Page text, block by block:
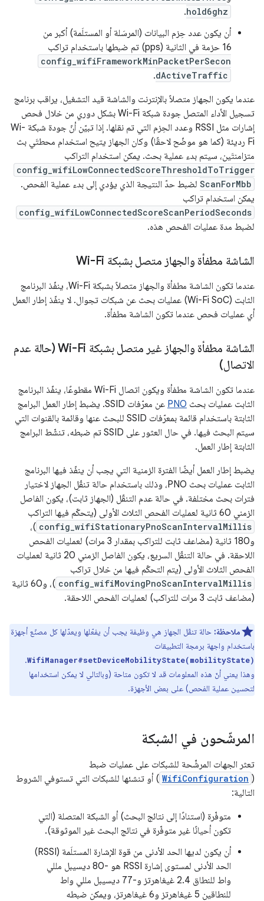
hold6ghz
.
أن يكون عدد حِزم البيانات (المرسَلة أو المستلَمة) أكبر من
16 حزمة في الثانية (pps) تم ضبطها باستخدام تراكب
config_wifiFrameworkMinPacketPerSecon
dActiveTraffic
.
عندما يكون الجهاز متصلاً بالإنترنت والشاشة قيد التشغيل، يراقب برنامج
تسجيل الأداء المتصل جودة شبكة Wi-Fi بشكل دوري من خلال فحص
إشارات مثل RSSI وعدد الحِزم التي تم نقلها. إذا تبيّن أنّ جودة شبكة Wi-
Fi رديئة (كما هو موضّح لاحقًا) وكان الجهاز يتيح استخدام محطتَي بث
متزامنتَين، سيتم بدء عملية بحث. يمكن استخدام التراكب
config_wifiLowConnectedScoreThresholdToTrigger
ScanForMbb لضبط حدّ النتيجة الذي يؤدي إلى بدء عملية الفحص.
يمكن استخدام تراكب
config_wifiLowConnectedScoreScanPeriodSeconds
لضبط مدة عمليات الفحص هذه.
الشاشة مطفأة والجهاز متصل بشبكة Wi-Fi
عندما تكون الشاشة مطفأة والجهاز متصلاً بشبكة Wi-Fi، ينفّذ البرنامج
الثابت (Wi-Fi SoC) عمليات بحث عن شبكات تجوال. لا ينفّذ إطار العمل
أي عمليات فحص عندما تكون الشاشة مطفأة.
الشاشة مطفأة والجهاز غير متصل بشبكة Wi-Fi (حالة عدم
الاتصال)
عندما تكون الشاشة مطفأة ويكون اتصال Wi-Fi مقطوعًا، ينفّذ البرنامج
الثابت عمليات بحث PNO
عن معرّفات SSID. يضبط إطار العمل البرامج
الثابتة باستخدام قائمة بمعرّفات SSID للبحث عنها وقائمة بالقنوات التي
سيتم البحث فيها. في حال العثور على SSID تم ضبطه، تنشّط البرامج
الثابتة إطار العمل.
يضبط إطار العمل أيضًا الفترة الزمنية التي يجب أن ينفّذ فيها البرنامج
الثابت عمليات بحث PNO، وذلك باستخدام حالة تنقّل الجهاز لاختيار
فترات بحث مختلفة. في حالة عدم التنقّل (الجهاز ثابت)، يكون الفاصل
الزمني 60 ثانية لعمليات الفحص الثلاث الأولى (يتحكّم فيها التراكب
config_wifiStationaryPnoScanIntervalMillis )،
و180 ثانية (مضاعف ثابت للتراكب بمقدار 3 مرات) لعمليات الفحص
اللاحقة. في حالة التنقّل السريع، يكون الفاصل الزمني 20 ثانية لعمليات
الفحص الثلاث الأولى (يتم التحكّم فيها من خلال تراكب
config_wifiMovingPnoScanIntervalMillis
)، و60 ثانية
(مضاعف ثابت 3 مرات للتراكب) لعمليات الفحص اللاحقة.
ملاحظة: حالة تنقّل الجهاز هي وظيفة يجب أن يفعّلها ويعدّلها كل مصنّع أجهزة
باستخدام واجهة برمجة التطبيقات
WifiManager#setDeviceMobilityState(mobilityState)
.
وهذا يعني أنّ هذه المعلومات قد لا تكون متاحة (وبالتالي لا يمكن استخدامها
لتحسين عملية الفحص) على بعض الأجهزة.
المرشّحون في الشبكة
تعثر الجهات المرشِّحة للشبكات على عمليات ضبط
(
WifiConfiguration ) أو تنشئها للشبكات التي تستوفي الشروط
التالية:
متوفّرة (استنادًا إلى نتائج البحث) أو الشبكة المتصلة (التي
تكون أحيانًا غير متوفّرة في نتائج البحث غير الموثوقة).
أن يكون لديها الحد الأدنى من قوة الإشارة المستلَمة (RSSI)
الحد الأدنى لمستوى إشارة RSSI هو -80 ديسيبل مللي
واط للنطاق 2.4 غيغاهرتز و-77 ديسيبل مللي واط
للنطاقين 5 غيغاهرتز و6 غيغاهرتز، ويمكن ضبطه